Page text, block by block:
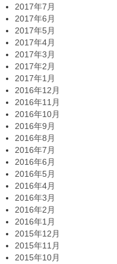
2017年7月
2017年6月
2017年5月
2017年4月
2017年3月
2017年2月
2017年1月
2016年12月
2016年11月
2016年10月
2016年9月
2016年8月
2016年7月
2016年6月
2016年5月
2016年4月
2016年3月
2016年2月
2016年1月
2015年12月
2015年11月
2015年10月